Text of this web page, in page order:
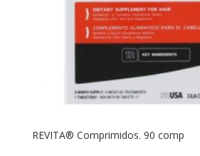
REVITA® Comprimidos. 90 comp